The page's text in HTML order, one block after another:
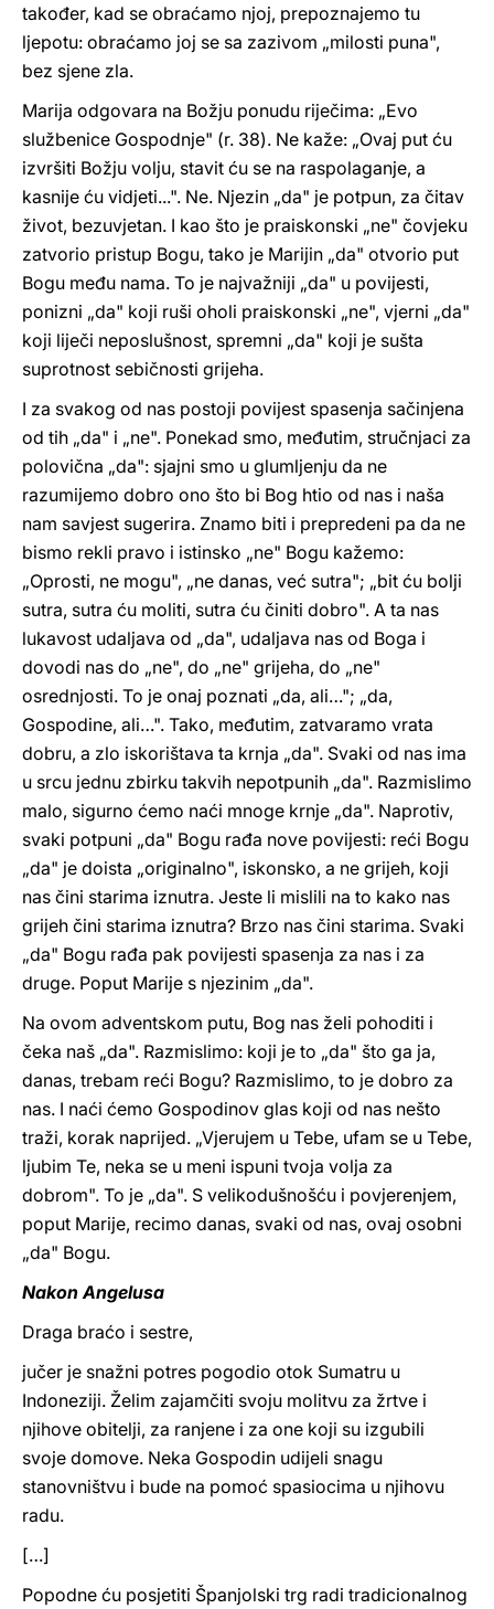
također, kad se obraćamo njoj, prepoznajemo tu
ljepotu: obraćamo joj se sa zazivom „milosti puna",
bez sjene zla.
Marija odgovara na Božju ponudu riječima: „Evo
službenice Gospodnje" (r. 38). Ne kaže: „Ovaj put ću
izvršiti Božju volju, stavit ću se na raspolaganje, a
kasnije ću vidjeti...". Ne. Njezin „da" je potpun, za čitav
život, bezuvjetan. I kao što je praiskonski „ne" čovjeku
zatvorio pristup Bogu, tako je Marijin „da" otvorio put
Bogu među nama. To je najvažniji „da" u povijesti,
ponizni „da" koji ruši oholi praiskonski „ne", vjerni „da"
koji liječi neposlušnost, spremni „da" koji je sušta
suprotnost sebičnosti grijeha.
I za svakog od nas postoji povijest spasenja sačinjena
od tih „da" i „ne". Ponekad smo, međutim, stručnjaci za
polovična „da": sjajni smo u glumljenju da ne
razumijemo dobro ono što bi Bog htio od nas i naša
nam savjest sugerira. Znamo biti i prepredeni pa da ne
bismo rekli pravo i istinsko „ne" Bogu kažemo:
„Oprosti, ne mogu", „ne danas, već sutra"; „bit ću bolji
sutra, sutra ću moliti, sutra ću činiti dobro". A ta nas
lukavost udaljava od „da", udaljava nas od Boga i
dovodi nas do „ne", do „ne" grijeha, do „ne"
osrednjosti. To je onaj poznati „da, ali…"; „da,
Gospodine, ali…". Tako, međutim, zatvaramo vrata
dobru, a zlo iskorištava ta krnja „da". Svaki od nas ima
u srcu jednu zbirku takvih nepotpunih „da". Razmislimo
malo, sigurno ćemo naći mnoge krnje „da". Naprotiv,
svaki potpuni „da" Bogu rađa nove povijesti: reći Bogu
„da" je doista „originalno", iskonsko, a ne grijeh, koji
nas čini starima iznutra. Jeste li mislili na to kako nas
grijeh čini starima iznutra? Brzo nas čini starima. Svaki
„da" Bogu rađa pak povijesti spasenja za nas i za
druge. Poput Marije s njezinim „da".
Na ovom adventskom putu, Bog nas želi pohoditi i
čeka naš „da". Razmislimo: koji je to „da" što ga ja,
danas, trebam reći Bogu? Razmislimo, to je dobro za
nas. I naći ćemo Gospodinov glas koji od nas nešto
traži, korak naprijed. „Vjerujem u Tebe, ufam se u Tebe,
ljubim Te, neka se u meni ispuni tvoja volja za
dobrom". To je „da". S velikodušnošću i povjerenjem,
poput Marije, recimo danas, svaki od nas, ovaj osobni
„da" Bogu.
Nakon Angelusa
Draga braćo i sestre,
jučer je snažni potres pogodio otok Sumatru u
Indoneziji. Želim zajamčiti svoju molitvu za žrtve i
njihove obitelji, za ranjene i za one koji su izgubili
svoje domove. Neka Gospodin udijeli snagu
stanovništvu i bude na pomoć spasiocima u njihovu
radu.
[…]
Popodne ću posjetiti Španjolski trg radi tradicionalnog